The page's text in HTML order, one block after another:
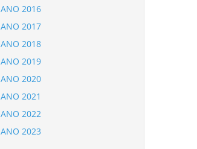
ANO 2016
ANO 2017
ANO 2018
ANO 2019
ANO 2020
ANO 2021
ANO 2022
ANO 2023